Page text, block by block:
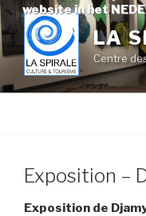
website in het
Skip
to
content
LA
Centre
Exposition –
Exposition de